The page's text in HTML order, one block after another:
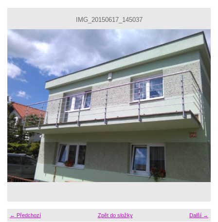
IMG_20150617_145037
← Předchozí Další →
Zpět do složky